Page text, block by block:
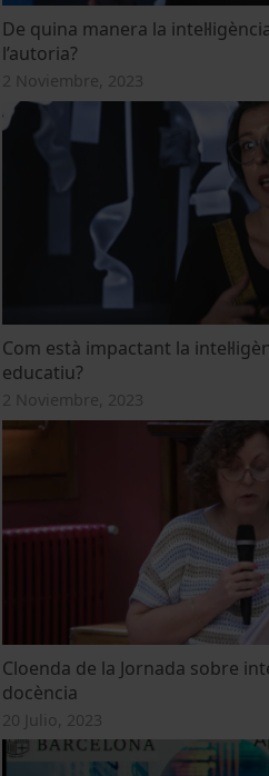
De quina manera la
l’autoria?
2 Noviembre, 2023
Com està impactant la
educatiu?
2 Noviembre, 2023
Cloenda de la Jornada sobre
docència
20 Julio, 2023